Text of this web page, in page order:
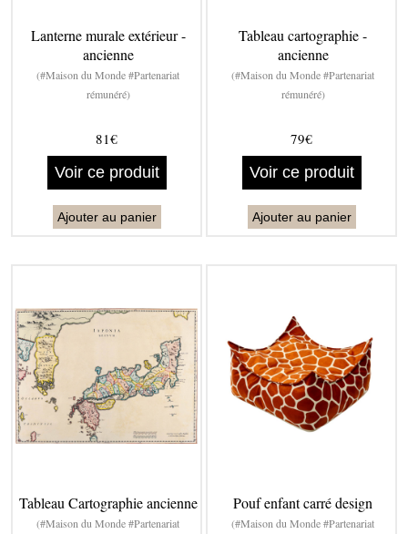
Lanterne murale extérieur -
ancienne
(#Maison du Monde #Partenariat
rémunéré)
81€
Voir ce produit
Ajouter au panier
Tableau cartographie -
ancienne
(#Maison du Monde #Partenariat
rémunéré)
79€
Voir ce produit
Ajouter au panier
Tableau Cartographie ancienne
(#Maison du Monde #Partenariat
Pouf enfant carré design
(#Maison du Monde #Partenariat